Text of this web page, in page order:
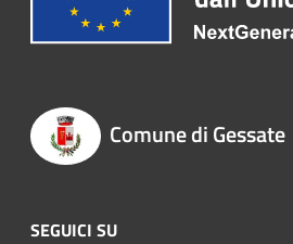
Comune di Gessate
SEGUICI SU